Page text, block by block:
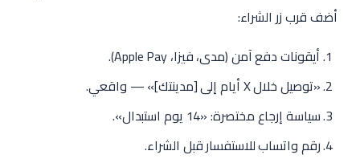
أضف قرب زر الشراء:
أيقونات دفع آمن (مدى، فيزا، Apple Pay).
«توصيل خلال X أيام إلى [مدينتك]» — واقعي.
سياسة إرجاع مختصرة: «14 يوم استبدال».
رقم واتساب للاستفسار قبل الشراء.